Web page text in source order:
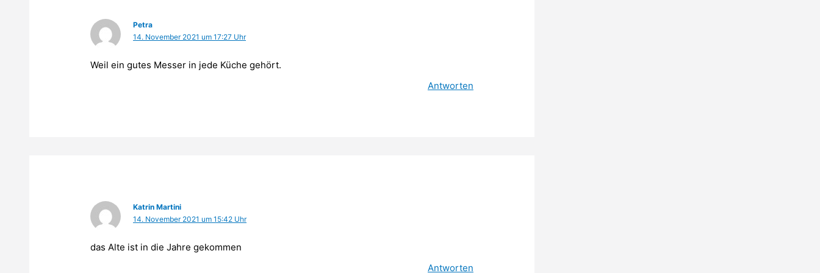
Petra
14. November 2021 um 17:27 Uhr
Weil ein gutes Messer in jede Küche gehört.
Antworten
Katrin Martini
14. November 2021 um 15:42 Uhr
das Alte ist in die Jahre gekommen
Antworten